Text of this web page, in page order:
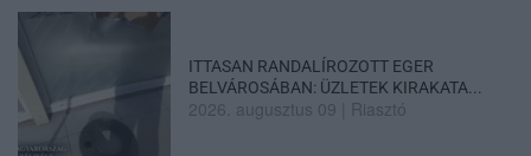
ITTASAN RANDALÍROZOTT EGER
BELVÁROSÁBAN: ÜZLETEK KIRAKATA...
2026. augusztus 09 Riasztó